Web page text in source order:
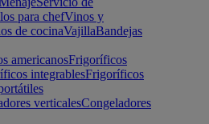
para chefVinos y
de cocinaVajillaBandejas
americanosFrigoríficos
integrablesFrigoríficos
verticalesCongeladores